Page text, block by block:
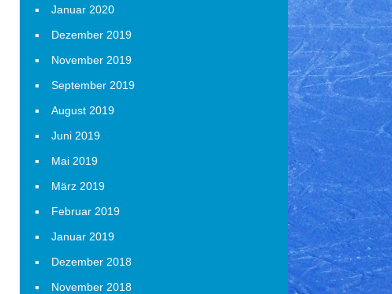
Januar 2020
Dezember 2019
November 2019
September 2019
August 2019
Juni 2019
Mai 2019
März 2019
Februar 2019
Januar 2019
Dezember 2018
November 2018